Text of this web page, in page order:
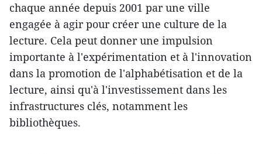
chaque année depuis 2001 par une ville
engagée à agir pour créer une culture de la
lecture. Cela peut donner une impulsion
importante à l'expérimentation et à l'innovation
dans la promotion de l'alphabétisation et de la
lecture, ainsi qu'à l'investissement dans les
infrastructures clés, notamment les
bibliothèques.